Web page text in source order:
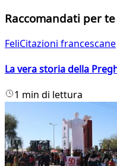
Raccomandati per te
FeliCitazioni francescane
La vera storia della
1 min di lettura